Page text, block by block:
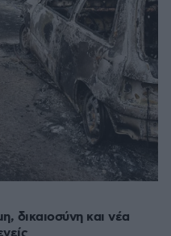
δικαιοσύνη και νέα